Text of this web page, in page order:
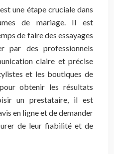
une étape cruciale dans
de mariage. Il est
de faire des essayages
par des professionnels
claire et précise
et les boutiques de
obtenir les résultats
un prestataire, il est
en ligne et de demander
de leur fiabilité et de